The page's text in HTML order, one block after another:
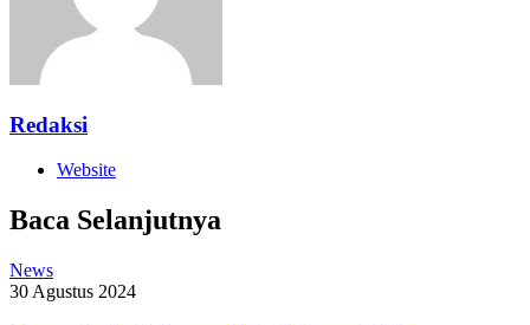
Redaksi
Website
Baca Selanjutnya
News
30 Agustus 2024